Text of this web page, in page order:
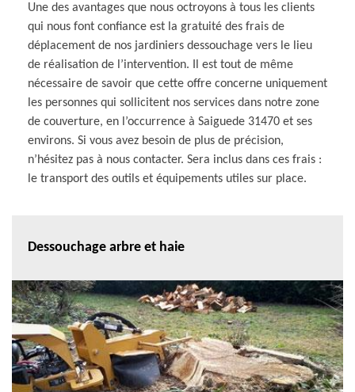
Une des avantages que nous octroyons à tous les clients
qui nous font confiance est la gratuité des frais de
déplacement de nos jardiniers dessouchage vers le lieu
de réalisation de l’intervention. Il est tout de même
nécessaire de savoir que cette offre concerne uniquement
les personnes qui sollicitent nos services dans notre zone
de couverture, en l’occurrence à Saiguede 31470 et ses
environs. Si vous avez besoin de plus de précision,
n’hésitez pas à nous contacter. Sera inclus dans ces frais :
le transport des outils et équipements utiles sur place.
Dessouchage arbre et haie